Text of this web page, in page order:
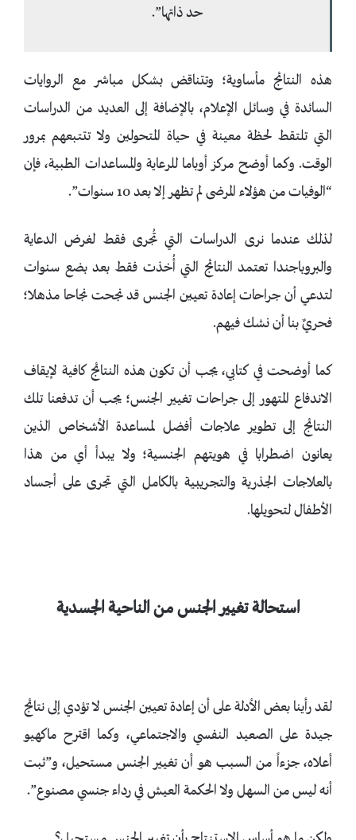
حد ذاتها”.
هذه النتائج مأساوية؛ وتتناقض بشكل مباشر مع الروايات
السائدة في وسائل الإعلام، بالإضافة إلى العديد من الدراسات
التي تلتقط لحظة معينة في حياة المتحولين ولا تتتبعهم بمرور
الوقت. وكما أوضح مركز أوباما للرعاية والمساعدات الطبية، فإن
“الوفيات من هؤلاء المرضى لم تظهر إلا بعد 10 سنوات”.
لذلك عندما نرى الدراسات التي تُجرى فقط لغرض الدعاية
والبروباجندا تعتمد النتائج التي أُخذت فقط بعد بضع سنوات
لتدعي أن جراحات إعادة تعيين الجنس قد نجحت نجاحا مذهلا؛
فحريٌ بنا أن نشك فيهم.
كما أوضحت في كتابي، يجب أن تكون هذه النتائج كافية لإيقاف
الاندفاع المتهور إلى جراحات تغيير الجنس؛ يجب أن تدفعنا تلك
النتائج إلى تطوير علاجات أفضل لمساعدة الأشخاص الذين
يعانون اضطرابا في هويتهم الجنسية؛ ولا يبدأ أي من هذا
بالعلاجات الجذرية والتجريبية بالكامل التي تجرى على أجساد
الأطفال لتحويلها.
استحالة تغيير الجنس من الناحية الجسدية
لقد رأينا بعض الأدلة على أن إعادة تعيين الجنس لا تؤدي إلى نتائج
جيدة على الصعيد النفسي والاجتماعي، وكما اقترح ماكهيو
أعلاه، جزءاً من السبب هو أن تغيير الجنس مستحيل، و”ثبت
أنه ليس من السهل ولا الحكمة العيش في رداء جنسي مصنوع”.